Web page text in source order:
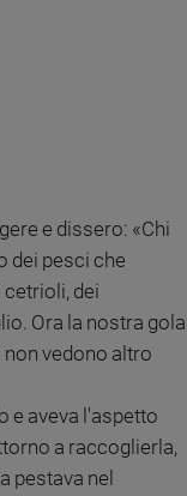
e dissero: «Chi
dei pesci che
dei
Ora la nostra gola
vedono altro
e aveva l'aspetto
a raccoglierla,
pestava nel